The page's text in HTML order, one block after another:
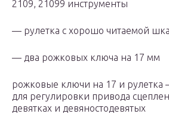
2109, 21099 инструменты
— рулетка с хорошо читаемой
— два рожковых ключа на 17 мм
рожковые ключи на 17 и рулетка
для регулировки привода
девятках и девяностодевятых